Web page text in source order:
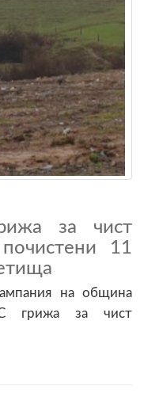
за чист
11
на община
грижа за чист